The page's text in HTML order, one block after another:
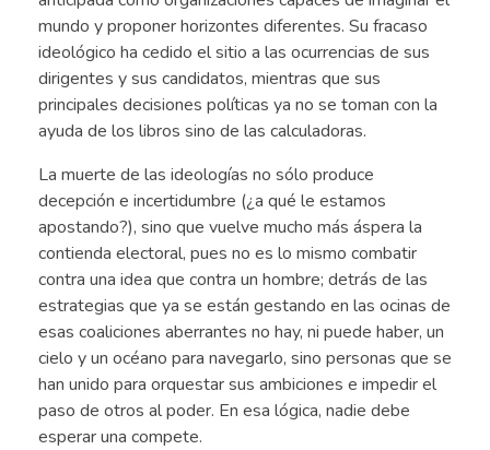
mundo y proponer horizontes diferentes. Su fracaso
ideológico ha cedido el sitio a las ocurrencias de sus
dirigentes y sus candidatos, mientras que sus
principales decisiones políticas ya no se toman con la
ayuda de los libros sino de las calculadoras.
La muerte de las ideologías no sólo produce
decepción e incertidumbre (¿a qué le estamos
apostando?), sino que vuelve mucho más áspera la
contienda electoral, pues no es lo mismo combatir
contra una idea que contra un hombre; detrás de las
estrategias que ya se están gestando en las ocinas de
esas coaliciones aberrantes no hay, ni puede haber, un
cielo y un océano para navegarlo, sino personas que se
han unido para orquestar sus ambiciones e impedir el
paso de otros al poder. En esa lógica, nadie debe
esperar una compete.